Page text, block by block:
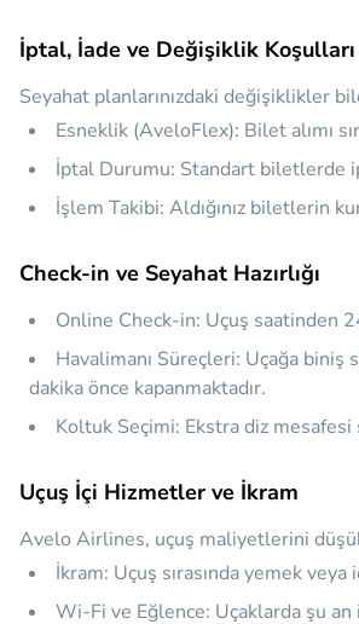
İptal, İade ve Değişiklik Koşulları
Seyahat planlarınızdaki değişiklikler
Esneklik (AveloFlex): Bilet alımı
İptal Durumu: Standart biletlerde
İşlem Takibi: Aldığınız biletlerin
Check-in ve Seyahat Hazırlığı
Online Check-in: Uçuş saatinden
Havalimanı Süreçleri: Uçağa biniş
dakika önce kapanmaktadır.
Koltuk Seçimi: Ekstra diz mesafesi
Uçuş İçi Hizmetler ve İkram
Avelo Airlines, uçuş maliyetlerini
İkram: Uçuş sırasında yemek
Wi-Fi ve Eğlence: Uçaklarda şu